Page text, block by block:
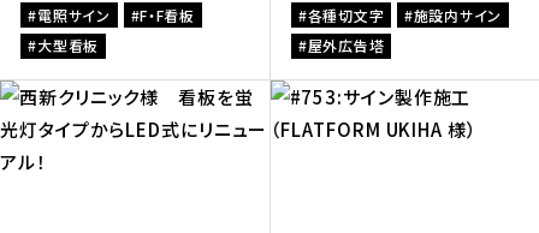
電照サイン
F・F看板
大型看板
各種切文字
施設内サイン
屋外広告塔